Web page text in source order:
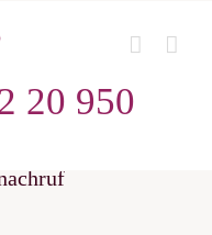
20 950